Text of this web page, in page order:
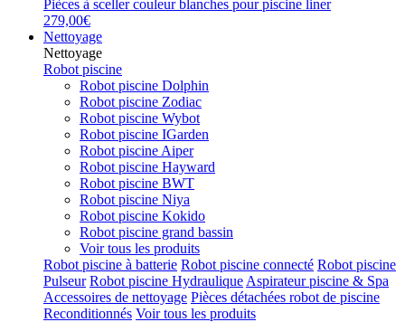
Pièces à sceller couleur blanches pour piscine liner
279,00€
Nettoyage
Nettoyage
Robot piscine
Robot piscine Dolphin
Robot piscine Zodiac
Robot piscine Wybot
Robot piscine IGarden
Robot piscine Aiper
Robot piscine Hayward
Robot piscine BWT
Robot piscine Niya
Robot piscine Kokido
Robot piscine grand bassin
Voir tous les produits
Robot piscine à batterie Robot piscine connecté Robot piscine
Pulseur Robot piscine Hydraulique Aspirateur piscine & Spa
Accessoires de nettoyage Pièces détachées robot de piscine
Reconditionnés Voir tous les produits